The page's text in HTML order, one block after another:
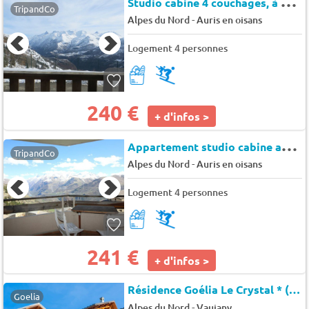
TripandCo
Alpes du Nord-Auris en oisans
Logement 4 personnes
240 € + d'infos >
TripandCo A
ppartement studio cabine au pied des pistes - Auris en Oisans - Nigritelles a
Alpes du Nord-Auris en oisans
Logement 4 personnes
241 € + d'infos >
Goelia Résidence Goélia Le Crystal * (778934)